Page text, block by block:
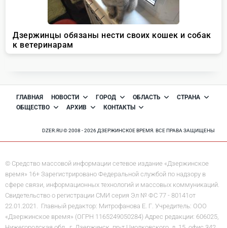
ГЛАВНАЯ НОВОСТИ ГОРОД ОБЛАСТЬ
СТРАНА
ОБЩЕСТВО
АРХИВ КОНТАКТЫ
DZER.RU © 2008 - 2026 ДЗЕРЖИНСКОЕ ВРЕМЯ. ВСЕ ПРАВА ЗАЩИЩЕНЫ
© Средство массовой информации сетевое издание «Дзержинское
время» 16+ Зарегистрировано Федеральной службой по надзору в
сфере связи, информационных технологий и массовых коммуникаций.
Свидетельство о регистрации СМИ серия Эл № ФС 77 - 80141от
22.01.2021. Главный редактор: Митрофанова Е. Г. Учредитель: ООО
«Дзержинское время» (ОГРН 1165249050284) Адрес редакции: 606025,